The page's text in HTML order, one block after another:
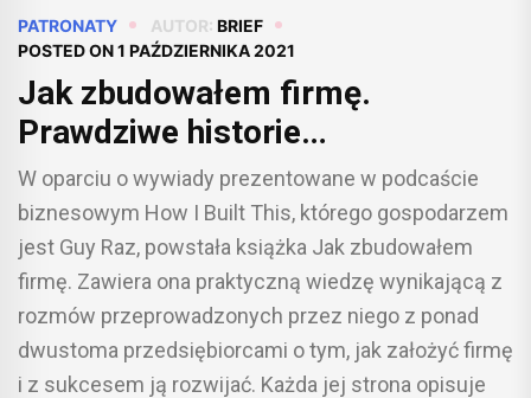
PATRONATY AUTOR: BRIEF
POSTED ON1 PAŹDZIERNIKA 2021
Jak zbudowałem firmę.
Prawdziwe historie
przedsiębiorców [BRIEF
PATRONUJE]
W oparciu o wywiady prezentowane w podcaście
biznesowym How I Built This, którego gospodarzem
jest Guy Raz, powstała książka Jak zbudowałem
firmę. Zawiera ona praktyczną wiedzę wynikającą z
rozmów przeprowadzonych przez niego z ponad
dwustoma przedsiębiorcami o tym, jak założyć firmę
i z sukcesem ją rozwijać. Każda jej strona opisuje